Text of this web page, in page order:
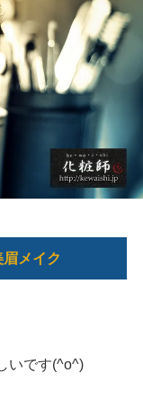
メイク
いです(^o^)